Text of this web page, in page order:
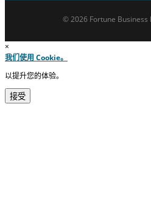
© 2026 Fortune Business
×
我们使用 Cookie。
以提升您的体验。
接受